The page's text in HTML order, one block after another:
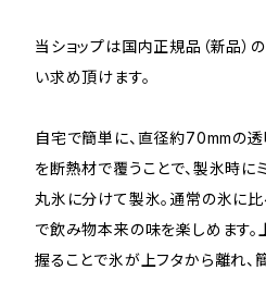
当ショップは国内正規品（新品）
い求め頂けます。
自宅で簡単に、直径約70mmの
を断熱材で覆うことで、製氷時
丸氷に分けて製氷。通常の氷に
で飲み物本来の味を楽しめます
握ることで氷が上フタから離れ、